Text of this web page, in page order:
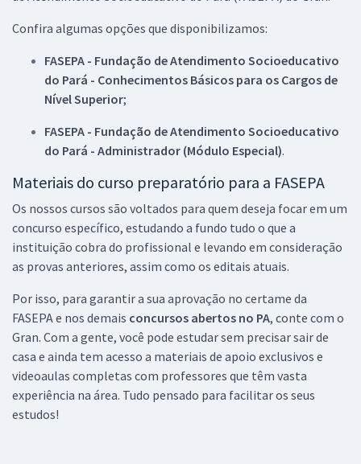
Confira algumas opções que disponibilizamos:
FASEPA - Fundação de Atendimento Socioeducativo
do Pará - Conhecimentos Básicos para os Cargos de
Nível Superior;
FASEPA - Fundação de Atendimento Socioeducativo
do Pará - Administrador (Módulo Especial).
Materiais do curso preparatório para a FASEPA
Os nossos cursos são voltados para quem deseja focar em um
concurso específico, estudando a fundo tudo o que a
instituição cobra do profissional e levando em consideração
as provas anteriores, assim como os editais atuais.
Por isso, para garantir a sua aprovação no certame da
FASEPA e nos demais concursos abertos no PA, conte com o
Gran. Com a gente, você pode estudar sem precisar sair de
casa e ainda tem acesso a materiais de apoio exclusivos e
videoaulas completas com professores que têm vasta
experiência na área. Tudo pensado para facilitar os seus
estudos!